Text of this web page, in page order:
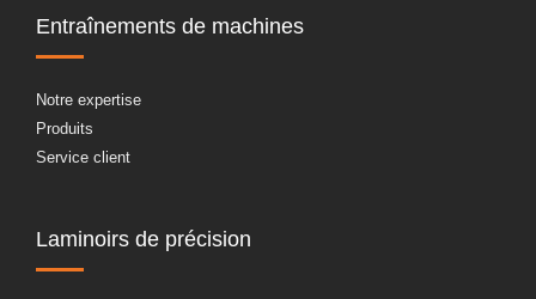
Entraînements de machines
Notre expertise
Produits
Service client
Laminoirs de précision